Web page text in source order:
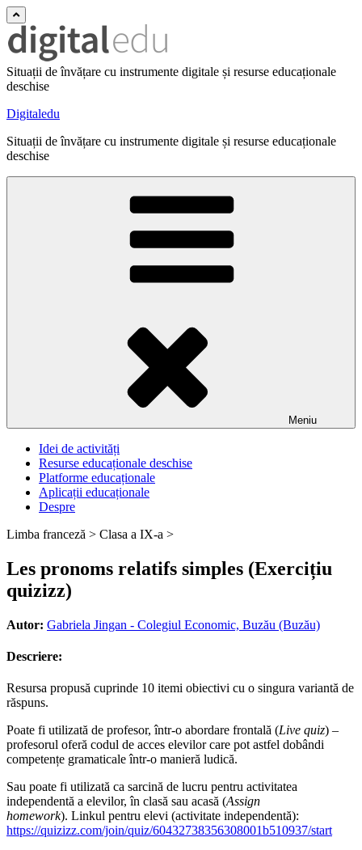
Situații de învățare cu instrumente digitale și resurse educaționale
deschise
Digitaledu
Situații de învățare cu instrumente digitale și resurse educaționale
deschise
Meniu
Idei de activități
Resurse educaționale deschise
Platforme educaționale
Aplicații educaționale
Despre
Limba franceză > Clasa a IX-a >
Les pronoms relatifs simples (Exercițiu
quizizz)
Autor: Gabriela Jingan - Colegiul Economic, Buzău (Buzău)
Descriere:
Resursa propusă cuprinde 10 itemi obiectivi cu o singura variantă de
răspuns.
Poate fi utilizată de profesor, într-o abordare frontală (Live quiz) –
profesorul oferă codul de acces elevilor care pot astfel dobândi
competențe gramaticale într-o manieră ludică.
Sau poate fi utilizată ca sarcină de lucru pentru activitatea
independentă a elevilor, în clasă sau acasă (Assign
homework). Linkul pentru elevi (activitate independentă):
https://quizizz.com/join/quiz/60432738356308001b510937/start